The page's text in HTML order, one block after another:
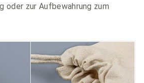
oder zur Aufbewahrung zum